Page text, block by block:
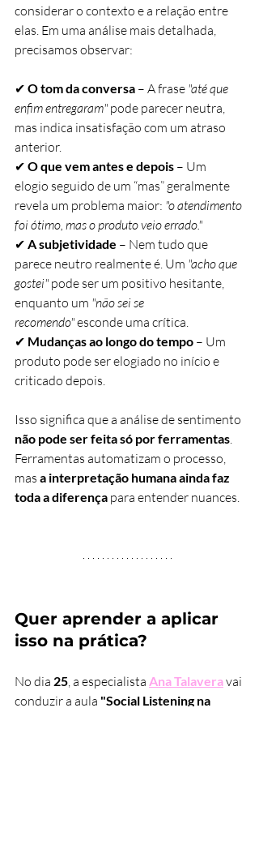
considerar o contexto e a relação entre
elas. Em uma análise mais detalhada,
precisamos observar:
✔ O tom da conversa – A frase "até que
enfim entregaram" pode parecer neutra,
mas indica insatisfação com um atraso
anterior.
✔ O que vem antes e depois – Um
elogio seguido de um “mas” geralmente
revela um problema maior: "o atendimento
foi ótimo, mas o produto veio errado."
✔ A subjetividade – Nem tudo que
parece neutro realmente é. Um "acho que
gostei" pode ser um positivo hesitante,
enquanto um "não sei se
recomendo" esconde uma crítica.
✔ Mudanças ao longo do tempo – Um
produto pode ser elogiado no início e
criticado depois.
Isso significa que a análise de sentimento
não pode ser feita só por ferramentas.
Ferramentas automatizam o processo,
mas a interpretação humana ainda faz
toda a diferença para entender nuances.
Quer aprender a aplicar
isso na prática?
No dia 25, a especialista Ana Talavera vai
conduzir a aula "Social Listening na